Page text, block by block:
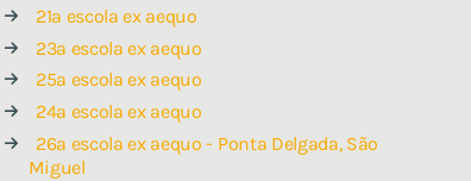
21ª escola ex aequo
23ª escola ex aequo
25ª escola ex aequo
24ª escola ex aequo
26ª escola ex aequo - Ponta Delgada, São
Miguel